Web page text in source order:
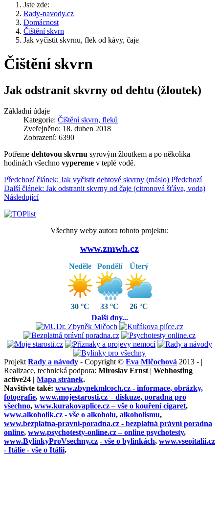
Jste zde:
Rady-navody.cz
Domácnost
Čištění skvrn
Jak vyčistit skvrnu, flek od kávy, čaje
Čištění skvrn
Jak odstranit skvrny od dehtu (žloutek)
Základní údaje
Kategorie: Čištění skvrn, fleků
Zveřejněno: 18. duben 2018
Zobrazení: 6390
Potřeme dehtovou skvrnu syrovým žloutkem a po několika
hodinách všechno vypereme v teplé vodě.
Předchozí článek: Jak vyčistit dehtové skvrny (máslo) Předchozí
Další článek: Jak odstranit skvrny od čaje (citronová šťáva, voda)
Následující
Všechny weby autora tohoto projektu:
www.zmwh.cz
Neděle
30 °C
Pondělí
33 °C
Úterý
26 °C
Další dny...
Projekt Rady a návody - Copyright © Eva Mlčochová 2013 - |
Realizace, technická podpora: Miroslav Ernst | Webhosting
active24 | Mapa stránek.
Navštivte také: www.zbynekmlcoch.cz - informace, obrázky,
fotografie, www.mojestarosti.cz –diskuze, poradna pro
všechno, www.kurakovaplice.cz – vše o kouření cigaret,
www.alkoholik.cz - vše o alkoholu, alkoholismu,
www.bezplatna-pravni-poradna.cz - bezplatná právní poradna
online, www.psychotesty-online.cz –online psychotesty,
www.BylinkyProVsechny.cz - vše o bylinkách, www.vseoitalii.cz
- Itálie - vše o Itálii.